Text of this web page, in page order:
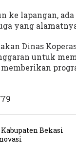
ke lapangan,
yang
Dinas
untuk
Bekasi